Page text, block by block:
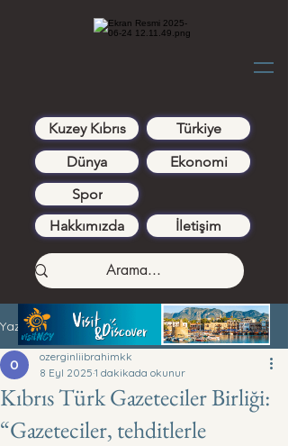
Kuzey Kıbrıs
Türkiye
Dünya
Ekonomi
Spor
Hakkımızda
İletişim
Yazı
Kıbrıs Türk Gazeteciler Birliği:
“Gazeteciler, tehditlerle
ozerginliibrahimkk
8 Eyl 2025 1 dakikada okunur